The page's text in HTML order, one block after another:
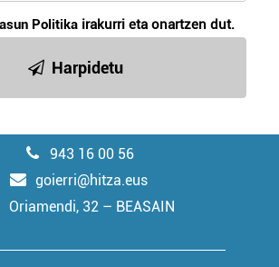
Politika irakurri eta onartzen dut.
Harpidetu
943 16 00 56
goierri@hitza.eus
Oriamendi, 32 – BEASAIN